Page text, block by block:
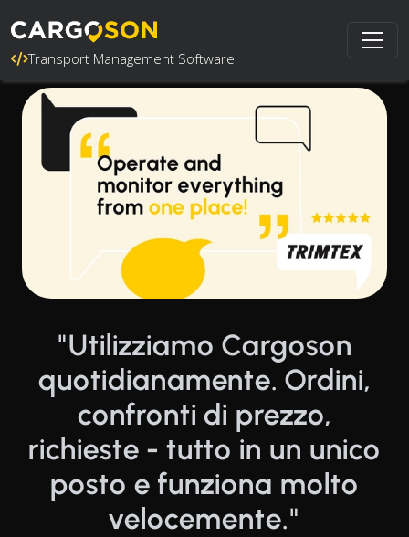
Transport Management Software
"Utilizziamo Cargoson
quotidianamente. Ordini,
confronti di prezzo,
richieste - tutto in un unico
posto e funziona molto
velocemente."